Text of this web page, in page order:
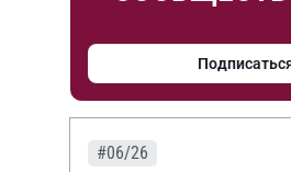
#06/26